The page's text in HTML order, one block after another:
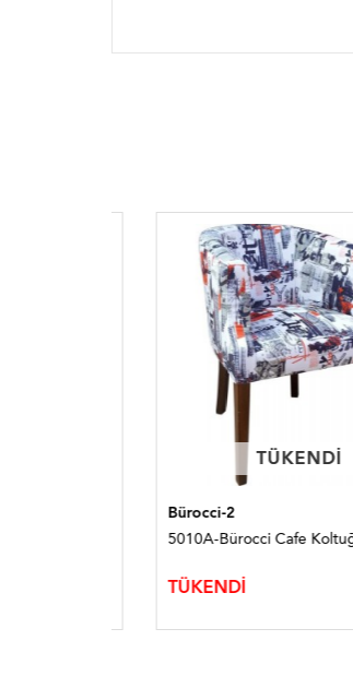
TÜKENDI
TÜKENDI
Bürocci-2
5010A-Bürocci Cafe Koltuğu
TÜKENDİ